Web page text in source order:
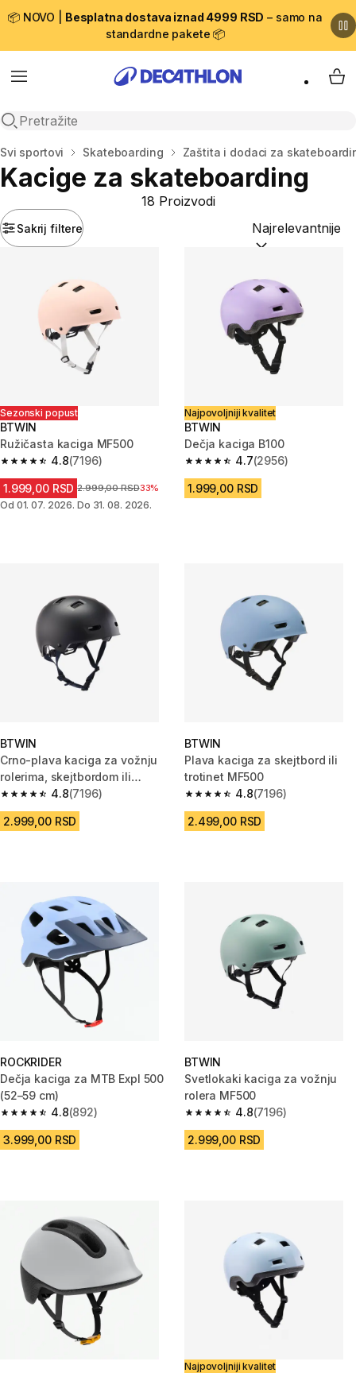
📦 NOVO | Besplatna dostava iznad 4999 RSD – samo na
standardne pakete 📦
Menu
Open search
My
Početna stranica
Svi sportovi Skateboarding Zaštita i dodaci za
Kacige za skateboarding
Sakrij filtere
18 Proizvodi
Sortiraj po:
Sezonski popust
BTWIN
Ružičasta kaciga MF500
4.8
4.8 od 5 zvezdica from 7196 Recenzije
(7196)
1.999,00 RSD Cena pre sniženja
2.999,00 RSD33%
Od 01. 07. 2026. Do 31. 08. 2026.
Najpovoljniji kvalitet
BTWIN
Dečja kaciga B100
4.7
4.7 od 5 zvezdica from 2956
(2956)
1.999,00 RSD
BTWIN
Crno-plava kaciga za vožnju
rolerima, skejtbordom ili
trotinetom MF500
4.8
4.8 od 5 zvezdica from 7196 Recenzije
(7196)
2.999,00 RSD
BTWIN
Plava kaciga za skejtbord ili
trotinet MF500
4.8
4.8 od 5 zvezdica from 7196
(7196)
2.499,00 RSD
ROCKRIDER
Dečja kaciga za MTB Expl 500
(52–59 cm)
4.8
4.8 od 5 zvezdica from 892 Recenzije
(892)
3.999,00 RSD
BTWIN
Svetlokaki kaciga za vožnju
rolera MF500
4.8
4.8 od 5 zvezdica from 7196
(7196)
2.999,00 RSD
Najpovoljniji kvalitet